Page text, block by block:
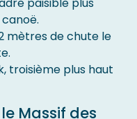
mètres de chute le
troisième plus haut
Massif des